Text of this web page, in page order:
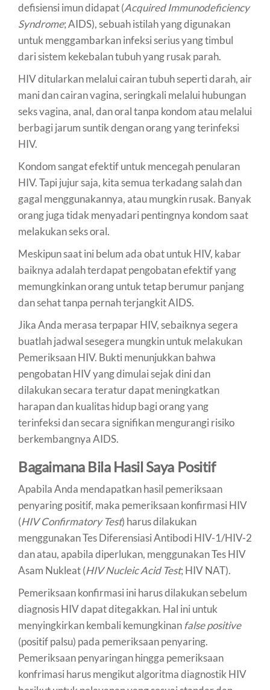
defisiensi imun didapat (Acquired Immunodeficiency
Syndrome; AIDS), sebuah istilah yang digunakan
untuk menggambarkan infeksi serius yang timbul
dari sistem kekebalan tubuh yang rusak parah.
HIV ditularkan melalui cairan tubuh seperti darah, air
mani dan cairan vagina, seringkali melalui hubungan
seks vagina, anal, dan oral tanpa kondom atau melalui
berbagi jarum suntik dengan orang yang terinfeksi
HIV.
Kondom sangat efektif untuk mencegah penularan
HIV. Tapi jujur saja, kita semua terkadang salah dan
gagal menggunakannya, atau mungkin rusak. Banyak
orang juga tidak menyadari pentingnya kondom saat
melakukan seks oral.
Meskipun saat ini belum ada obat untuk HIV, kabar
baiknya adalah terdapat pengobatan efektif yang
memungkinkan orang untuk tetap berumur panjang
dan sehat tanpa pernah terjangkit AIDS.
Jika Anda merasa terpapar HIV, sebaiknya segera
buatlah jadwal sesegera mungkin untuk melakukan
Pemeriksaan HIV. Bukti menunjukkan bahwa
pengobatan HIV yang dimulai sejak dini dan
dilakukan secara teratur dapat meningkatkan
harapan dan kualitas hidup bagi orang yang
terinfeksi dan secara signifikan mengurangi risiko
berkembangnya AIDS.
Bagaimana Bila Hasil Saya Positif
Apabila Anda mendapatkan hasil pemeriksaan
penyaring positif, maka pemeriksaan konfirmasi HIV
(HIV Confirmatory Test) harus dilakukan
menggunakan Tes Diferensiasi Antibodi HIV-1/HIV-2
dan atau, apabila diperlukan, menggunakan Tes HIV
Asam Nukleat (HIV Nucleic Acid Test; HIV NAT).
Pemeriksaan konfirmasi ini harus dilakukan sebelum
diagnosis HIV dapat ditegakkan. Hal ini untuk
menyingkirkan kembali kemungkinan false positive
(positif palsu) pada pemeriksaan penyaring.
Pemeriksaan penyaringan hingga pemeriksaan
konfrimasi harus mengikut algoritma diagnostik HIV